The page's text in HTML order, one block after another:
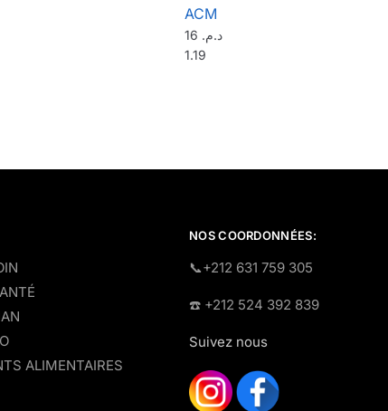
ACM
د.م. 16
1.19
ALIMENTAIRES
NOS COORDONNÉES:
​📞+212 631 759 305
☎️​ +212 524 392 839
Suivez nous